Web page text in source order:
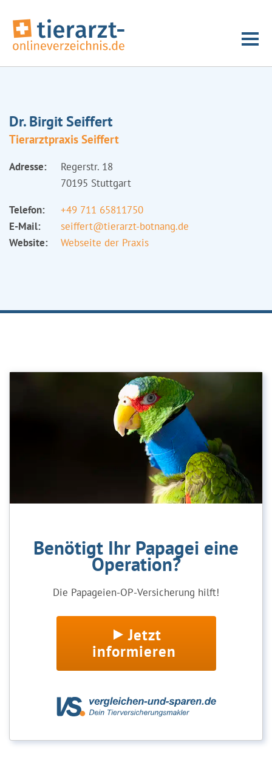
Dr. Birgit Seiffert
Tierarztpraxis Seiffert
Adresse:
Regerstr. 18
70195 Stuttgart
Telefon:
+49 711 65811750
E-Mail:
seiffert@tierarzt-botnang.de
Website:
Webseite der Praxis
Benötigt Ihr Papagei eine
Operation?
Die Papageien-OP-Versicherung hilft!
Jetzt
informieren